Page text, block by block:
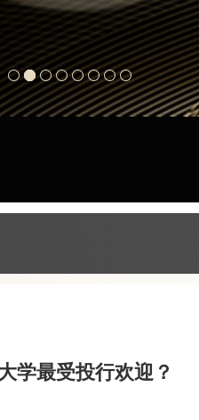
学最受投行欢迎？